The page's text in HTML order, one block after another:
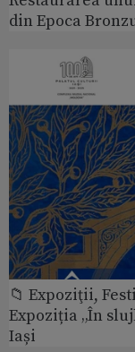
din Epoca
📁 Expoziţii,
Expoziția „În
Iași